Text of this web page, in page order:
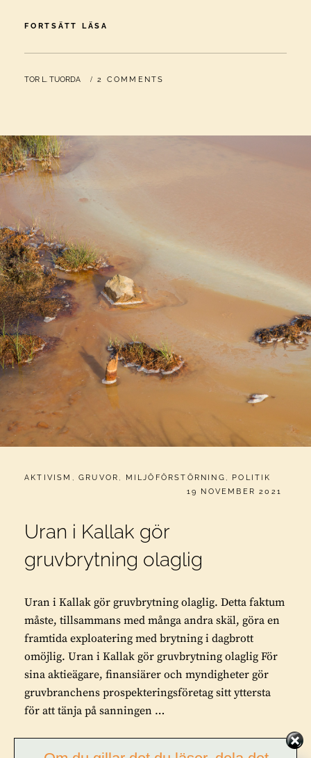
FORTSÄTT LÄSA
MILTALS
DAGBROTTEN
BY
TOR L. TUORDA 2 COMMENTS
CATEGORIES:
AKTIVISM ,GRUVOR , MILJÖFÖRSTÖRNING , POLITIK
PUBLICERAT
19 NOVEMBER 2021
Uran i Kallak gör
gruvbrytning olaglig
Uran i Kallak gör gruvbrytning olaglig. Detta faktum
måste, tillsammans med många andra skäl, göra en
framtida exploatering med brytning i dagbrott
omöjlig. Uran i Kallak gör gruvbrytning olaglig För
sina aktieägare, finansiärer och myndigheter gör
gruvbranchens prospekteringsföretag sitt yttersta
för att tänja på sanningen …